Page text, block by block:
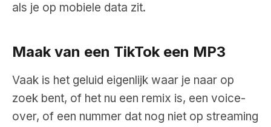
als je op mobiele data zit.
Maak van een TikTok een MP3
Vaak is het geluid eigenlijk waar je naar op
zoek bent, of het nu een remix is, een voice-
over, of een nummer dat nog niet op streaming